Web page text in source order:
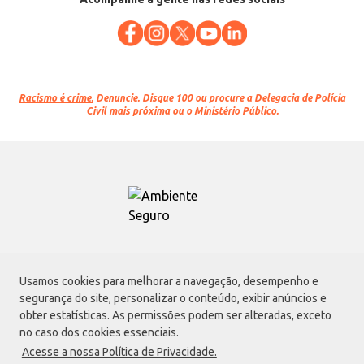
Usamos cookies para melhorar a navegação, desempenho e
segurança do site, personalizar o conteúdo, exibir anúncios e
obter estatísticas. As permissões podem ser alteradas, exceto
no caso dos cookies essenciais.
Acesse a nossa Política de Privacidade.
Racismo é crime. Denuncie. Disque 100 ou procure a Delegacia de Polícia
Civil mais próxima ou o Ministério Público.
Atacadão S.A.
Avenida Morvan Dias de Figueiredo, 6169, Vila Maria, São Paulo - SP | CEP
02170-901 | CNPJ: 75.315.333/0001-09
Envio de documentos administrativos e jurídicos:
02170-901